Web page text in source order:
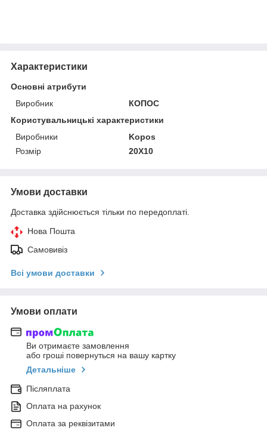
Характеристики
Основні атрибути
Виробник
КОПОС
Користувальницькі характеристики
Виробники
Kopos
Розмір
20X10
Умови доставки
Доставка здійснюється тільки по передоплаті.
Нова Пошта
Самовивіз
Всі умови доставки
Умови оплати
Ви отримаєте замовлення
або гроші повернуться на вашу картку
Детальніше
Післяплата
Оплата на рахунок
Оплата за реквізитами